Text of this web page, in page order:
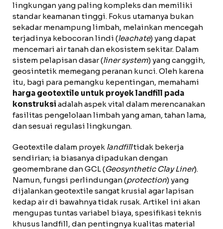
lingkungan yang paling kompleks dan memiliki
standar keamanan tinggi. Fokus utamanya bukan
sekadar menampung limbah, melainkan mencegah
terjadinya kebocoran lindi (leachate) yang dapat
mencemari air tanah dan ekosistem sekitar. Dalam
sistem pelapisan dasar (liner system) yang canggih,
geosintetik memegang peranan kunci. Oleh karena
itu, bagi para pemangku kepentingan, memahami
harga geotextile untuk proyek landfill pada
konstruksi adalah aspek vital dalam merencanakan
fasilitas pengelolaan limbah yang aman, tahan lama,
dan sesuai regulasi lingkungan.
Geotextile dalam proyek landfilltidak bekerja
sendirian; ia biasanya dipadukan dengan
geomembrane dan GCL (Geosynthetic Clay Liner).
Namun, fungsi perlindungan (protection) yang
dijalankan geotextile sangat krusial agar lapisan
kedap air di bawahnya tidak rusak. Artikel ini akan
mengupas tuntas variabel biaya, spesifikasi teknis
khusus landfill, dan pentingnya kualitas material